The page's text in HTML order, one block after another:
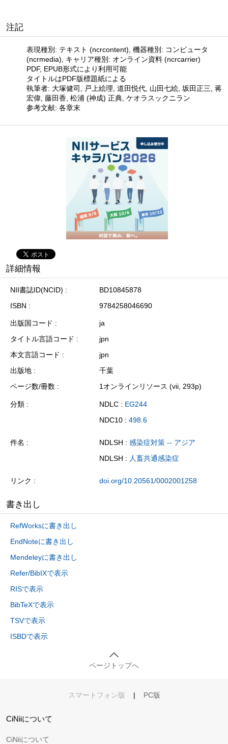
注記
表現種別: テキスト (ncrcontent), 機器種別: コンピュータ
(ncrmedia), キャリア種別: オンライン資料 (ncrcarrier)
PDF, EPUB形式により利用可能
タイトルはPDF版標題紙による
執筆者: 大塚健司, 戸上絵理, 道田悦代, 山田七絵, 坂田正三, 蒋
宏偉, 藤田香, 松浦 (神成) 正典, ケオラスックニラン
参考文献: 各章末
詳細情報
NII書誌ID(NCID)
BD10845878
ISBN
9784258046690
出版国コード
ja
タイトル言語コード
jpn
本文言語コード
jpn
出版地
千葉
ページ数/冊数
1オンラインリソース (vii, 293p)
分類 NDLC : EG244
NDC10 : 498.6
件名 NDLSH : 感染症対策 -- アジア
NDLSH : 人畜共通感染症
リンク doi.org/10.20561/0002001258
書き出し
RefWorksに書き出し
EndNoteに書き出し
Mendeleyに書き出し
Refer/BibIXで表示
RISで表示
BibTeXで表示
TSVで表示
ISBDで表示
ページトップへ
スマートフォン版 | PC版
CiNiiについて
CiNiiについて